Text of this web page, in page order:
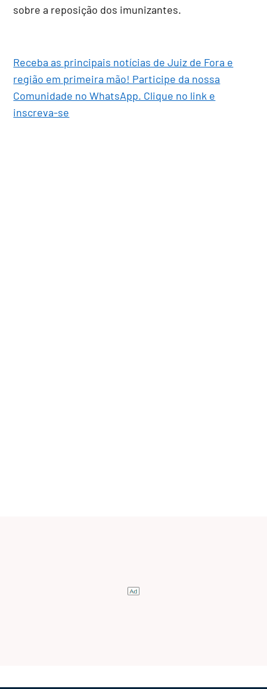
sobre a reposição dos imunizantes.
Receba as principais notícias de Juiz de Fora e
região em primeira mão! Participe da nossa
Comunidade no WhatsApp. Clique no link e
inscreva-se